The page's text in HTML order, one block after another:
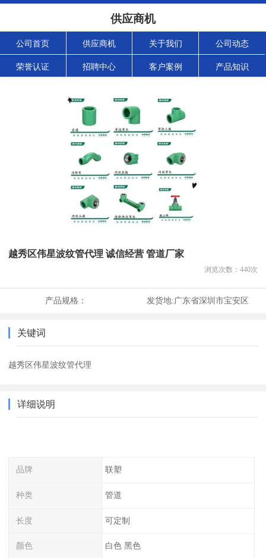
供应商机
公司首页 供应商机 关于我们 公司动态
荣誉认证 招聘中心 客户案例 产品知识
越秀区伟星波纹管代理 诚信经营 管道厂家
浏览次数： 440次
产品规格： 发货地:广东省深圳市宝安区
关键词
越秀区伟星波纹管代理
详细说明
品牌 联塑
种类 管道
长度 可定制
颜色 白色 黑色